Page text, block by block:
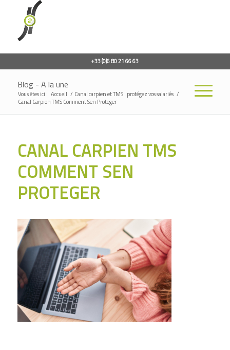
+33 (0)6 80 21 66 63
Blog - A la une
Vous êtes ici : Accueil / Canal carpien et TMS : protégez vos salariés /
Canal Carpien TMS Comment Sen Proteger
CANAL CARPIEN TMS
COMMENT SEN
PROTEGER